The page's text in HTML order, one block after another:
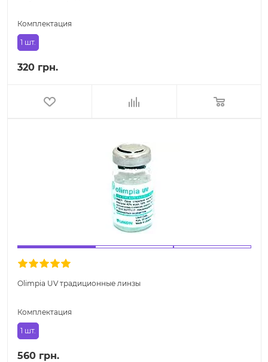
Комплектация
1 шт.
320 грн.
Olimpia UV традиционные линзы
Комплектация
1 шт.
560 грн.